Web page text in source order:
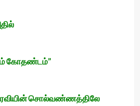
கோதண்டம்”
சொல்வண்ணத்திலே